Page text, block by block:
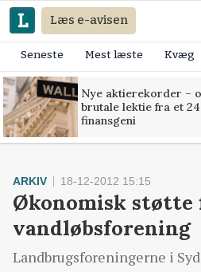
Læs e-avisen
Seneste Mest læste Kvæg
Nye aktierekorder –
brutale lektie fra et
finansgeni
ARKIV 18-12-2012 15:15
Økonomisk støtte
vandløbsforening
Landbrugsforeningerne i